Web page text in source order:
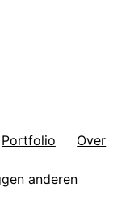
Portfolio Over
anderen